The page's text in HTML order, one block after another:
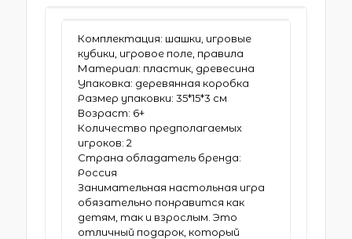
Комплектация: шашки, игровые
кубики, игровое поле, правила
Материал: пластик, древесина
Упаковка: деревянная коробка
Размер упаковки: 35*15*3 см
Возраст: 6+
Количество предполагаемых
игроков: 2
Страна обладатель бренда:
Россия
Занимательная настольная игра
обязательно понравится как
детям, так и взрослым. Это
отличный подарок, который